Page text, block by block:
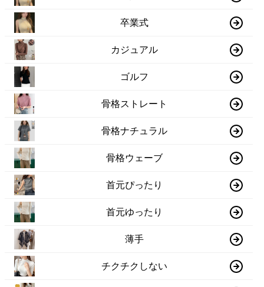
卒業式
カジュアル
ゴルフ
骨格ストレート
骨格ナチュラル
骨格ウェーブ
首元ぴったり
首元ゆったり
薄手
チクチクしない